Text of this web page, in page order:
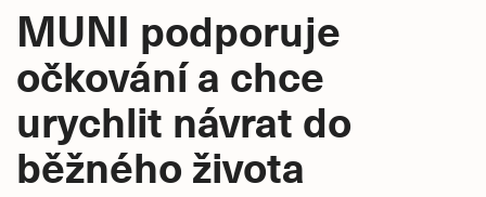
MUNI podporuje
očkování a chce
urychlit návrat do
běžného života